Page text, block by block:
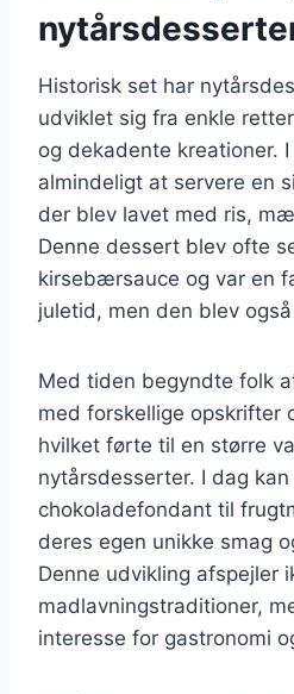
Historisk set har
udviklet sig fra enkle
og dekadente kreationer.
almindeligt at servere en
der blev lavet med ris,
Denne dessert blev ofte
kirsebærsauce og var en
juletid, men den blev
Med tiden begyndte folk
med forskellige opskrifter
hvilket førte til en større
nytårsdesserter. I dag
chokoladefondant til
deres egen unikke smag
Denne udvikling afspejler
madlavningstraditioner,
interesse for gastronomi